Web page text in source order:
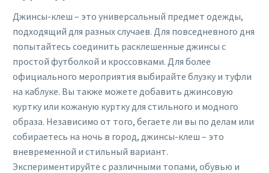
Джинсы-клеш – это универсальный предмет одежды,
подходящий для разных случаев. Для повседневного дня
попытайтесь соединить расклешенные джинсы с
простой футболкой и кроссовками. Для более
официального мероприятия выбирайте блузку и туфли
на каблуке. Вы также можете добавить джинсовую
куртку или кожаную куртку для стильного и модного
образа. Независимо от того, бегаете ли вы по делам или
собираетесь на ночь в город, джинсы-клеш – это
вневременной и стильный вариант.
Экспериментируйте с различными топами, обувью и